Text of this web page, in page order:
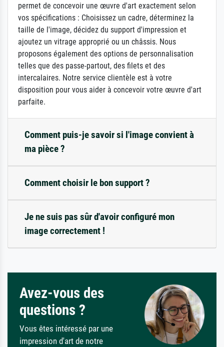
permet de concevoir une œuvre d'art exactement selon
vos spécifications : Choisissez un cadre, déterminez la
taille de l'image, décidez du support d'impression et
ajoutez un vitrage approprié ou un châssis. Nous
proposons également des options de personnalisation
telles que des passe-partout, des filets et des
intercalaires. Notre service clientèle est à votre
disposition pour vous aider à concevoir votre œuvre d'art
parfaite.
Comment puis-je savoir si l'image convient à
ma pièce ?
Comment choisir le bon support ?
Je ne suis pas sûr d'avoir configuré mon
image correctement !
Avez-vous des
questions ?
Vous êtes intéressé par une
impression d'art de notre